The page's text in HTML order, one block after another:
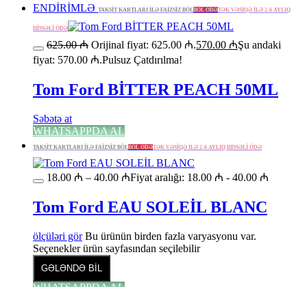
ENDİRİMLƏ TAKSİT KARTLARI İLƏ FAİZSİZ BÖLBÖL ÖDƏTƏK VƏSİQƏ İLƏ 2-6 AYLIQ
HİSSƏLİ ÖDƏ
625.00₼ Orijinal fiyat: 625.00 ₼.570.00 ₼Şu andaki
fiyat: 570.00 ₼.Pulsuz Çatdırılma!
Tom Ford BİTTER PEACH 50ML
Səbətə at
WHATSAPPDA AL
TAKSİT KARTLARI İLƏ FAİZSİZ BÖLBÖL ÖDƏTƏK VƏSİQƏ İLƏ 2-6 AYLIQ HİSSƏLİ ÖDƏ
18.00 ₼ – 40.00 ₼Fiyat aralığı: 18.00 ₼ - 40.00 ₼
Tom Ford EAU SOLEİL BLANC
ölçüləri gör Bu ürünün birden fazla varyasyonu var.
Seçenekler ürün sayfasından seçilebilir
GƏLƏNDƏ BİL